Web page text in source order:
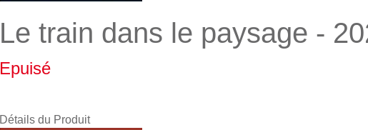
Le train dans le paysage -
Epuisé
Détails du Produit